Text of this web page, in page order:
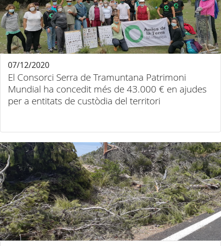
El Consorci Serra de Tramuntana Patrimoni
Mundial ha concedit més de 43.000 € en ajudes
per a entitats de custòdia del territori
07/12/2020